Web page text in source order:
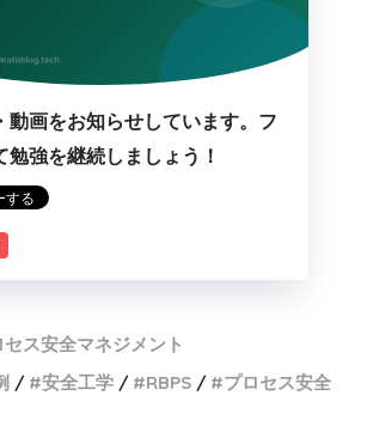
動画をお知らせしています。フ
勉強を継続しましょう！
セス安全マネジメント
安全工学 RBPS プロセス安全